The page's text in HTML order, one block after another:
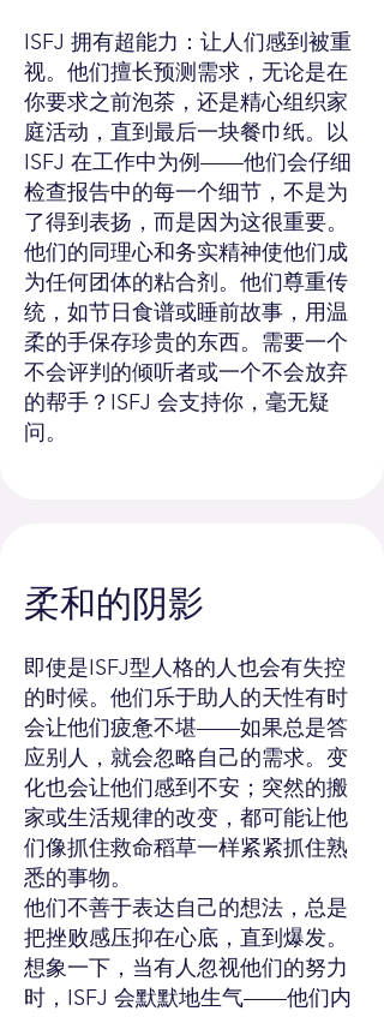
ISFJ 拥有超能力：让人们感到被重
视。他们擅长预测需求，无论是在
你要求之前泡茶，还是精心组织家
庭活动，直到最后一块餐巾纸。以
ISFJ 在工作中为例——他们会仔细
检查报告中的每一个细节，不是为
了得到表扬，而是因为这很重要。
他们的同理心和务实精神使他们成
为任何团体的粘合剂。他们尊重传
统，如节日食谱或睡前故事，用温
柔的手保存珍贵的东西。需要一个
不会评判的倾听者或一个不会放弃
的帮手？ISFJ 会支持你，毫无疑
问。
柔和的阴影
即使是ISFJ型人格的人也会有失控
的时候。他们乐于助人的天性有时
会让他们疲惫不堪——如果总是答
应别人，就会忽略自己的需求。变
化也会让他们感到不安；突然的搬
家或生活规律的改变，都可能让他
们像抓住救命稻草一样紧紧抓住熟
悉的事物。
他们不善于表达自己的想法，总是
把挫败感压抑在心底，直到爆发。
想象一下，当有人忽视他们的努力
时，ISFJ 会默默地生气——他们内